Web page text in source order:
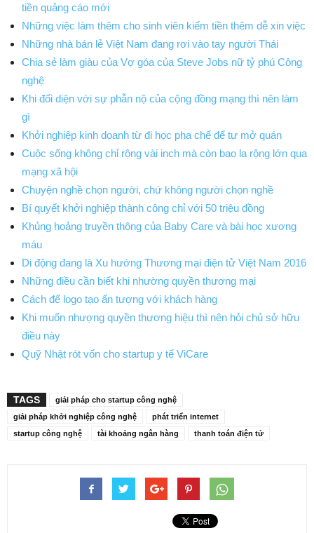
tiền quảng cáo mới
Những việc làm thêm cho sinh viên kiếm tiền thêm dễ xin việc
Những nhà bán lẻ Việt Nam đang rơi vào tay người Thái
Chia sẻ làm giàu của Vợ góa của Steve Jobs nữ tỷ phú Công
nghệ
Khi đối diện với sự phẫn nộ của cộng đồng mạng thì nên làm
gì
Khởi nghiệp kinh doanh từ đi học pha chế để tự mở quán
Cuộc sống không chỉ rộng vài inch mà còn bao la rộng lớn qua
mạng xã hội
Chuyện nghề chọn người, chứ không người chọn nghề
Bí quyết khởi nghiệp thành công chỉ với 50 triệu đồng
Khủng hoảng truyền thông của Baby Care và bài học xương
máu
Di động đang là Xu hướng Thương mại điện tử Việt Nam 2016
Những điều cần biết khi nhường quyền thương mại
Cách để logo tạo ấn tượng với khách hàng
Khi muốn nhượng quyền thương hiệu thì nên hỏi chủ sở hữu
điều này
Quỹ Nhật rót vốn cho startup y tế ViCare
TAGS
giải pháp cho startup công nghệ
giải pháp khởi nghiệp công nghệ
phát triển internet
startup công nghệ
tài khoảng ngân hàng thanh toán điện tử